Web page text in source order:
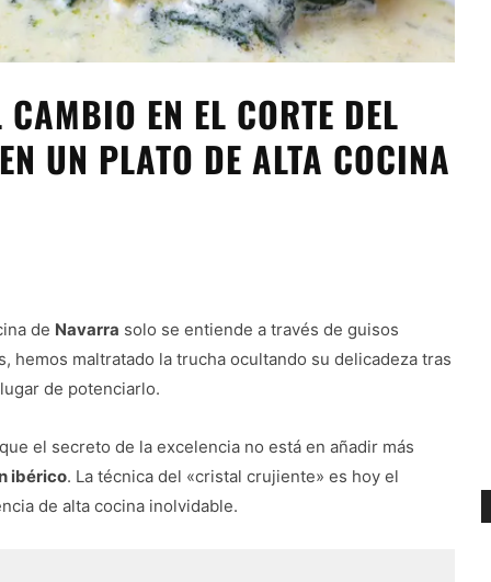
EN EL CORTE DEL
UN PLATO DE ALTA COCINA
de Navarra solo se entiende a través de guisos
hemos maltratado la trucha ocultando su delicadeza tras
de potenciarlo.
el secreto de la excelencia no está en añadir más
ibérico. La técnica del «cristal crujiente» es hoy el
de alta cocina inolvidable.